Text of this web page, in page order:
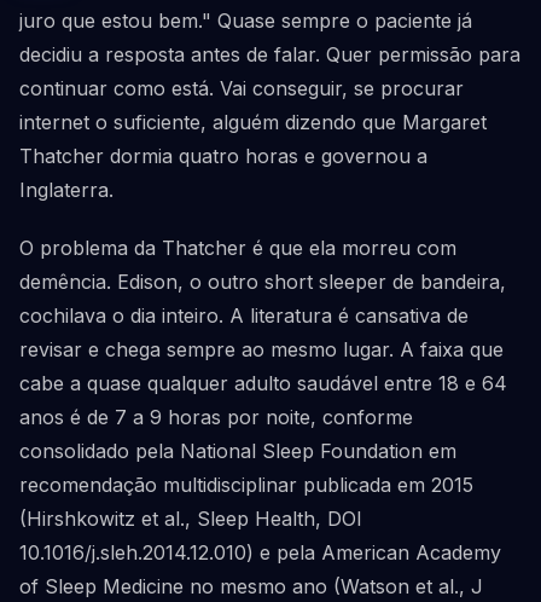
juro que estou bem." Quase sempre o paciente já
decidiu a resposta antes de falar. Quer permissão para
continuar como está. Vai conseguir, se procurar
internet o suficiente, alguém dizendo que Margaret
Thatcher dormia quatro horas e governou a
Inglaterra.
O problema da Thatcher é que ela morreu com
demência. Edison, o outro short sleeper de bandeira,
cochilava o dia inteiro. A literatura é cansativa de
revisar e chega sempre ao mesmo lugar. A faixa que
cabe a quase qualquer adulto saudável entre 18 e 64
anos é de 7 a 9 horas por noite, conforme
consolidado pela National Sleep Foundation em
recomendação multidisciplinar publicada em 2015
(Hirshkowitz et al., Sleep Health, DOI
10.1016/j.sleh.2014.12.010) e pela American Academy
of Sleep Medicine no mesmo ano (Watson et al., J